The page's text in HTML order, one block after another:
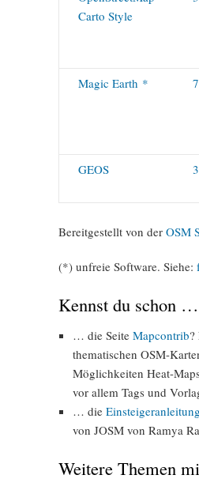
Carto Style
Magic Earth *
GEOS
Bereitgestellt von der OSM
(*) unfreie Software. Siehe:
Kennst du schon …
… die Seite Mapcontrib?
thematischen OSM-
Möglichkeiten Heat-
vor allem Tags und
… die Einsteigeranleitung
von JOSM von Ramya
Weitere Themen